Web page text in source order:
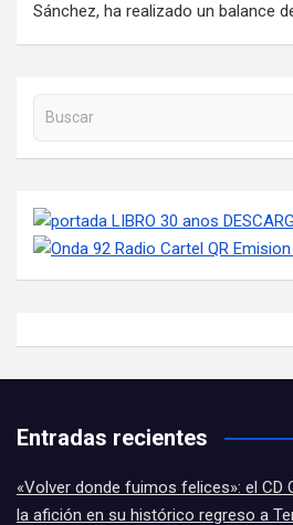
Sánchez, ha realizado un balance
Buscar en la web
Entradas recientes
«Volver donde fuimos felices»: el CD
la afición en su histórico regreso a